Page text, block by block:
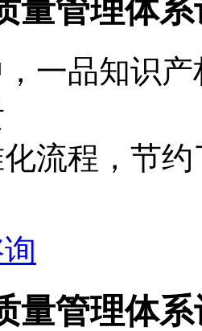
量管理体
一品知识
流程，节
量管理体